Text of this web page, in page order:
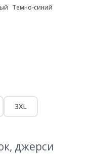
Темно-синий
3XL
джерси